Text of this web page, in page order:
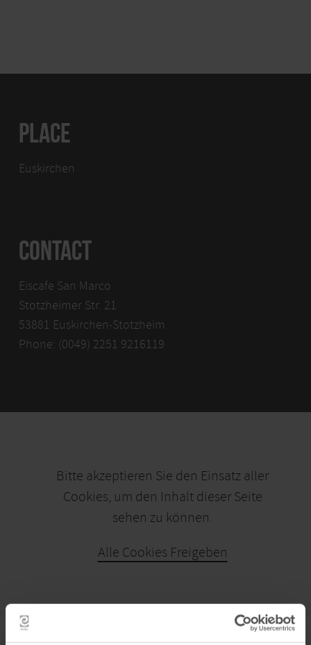
PLACE
Euskirchen
CONTACT
Eiscafe San Marco
Stotzheimer Str. 21
53881 Euskirchen-Stotzheim
Phone: (0049) 2251 9216119
Bitte akzeptieren Sie den Einsatz aller
Cookies, um den Inhalt dieser Seite
sehen zu können.
Alle Cookies Freigeben